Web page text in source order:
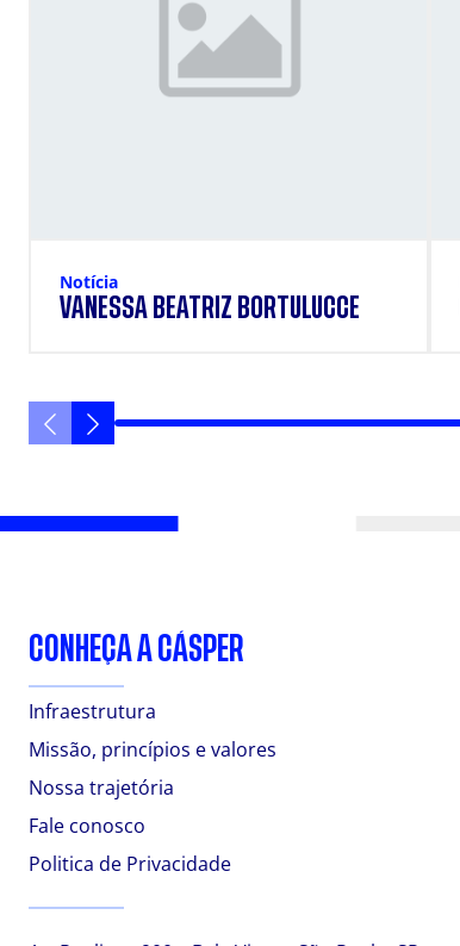
Notícia
VANESSA BEATRIZ BORTULUCCE
CONHEÇA A CÁSPER
Infraestrutura
Missão, princípios e valores
Nossa trajetória
Fale conosco
Politica de Privacidade